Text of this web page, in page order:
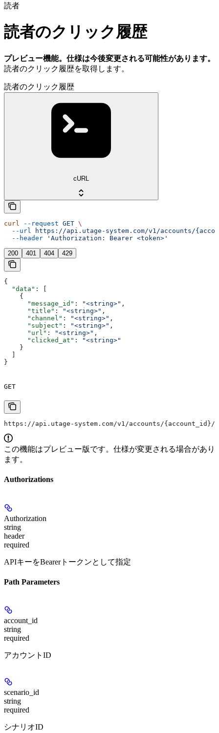
読者
読者のクリック履歴
プレビュー機能。仕様は今後変更される可能性があります。
読者のクリック履歴を取得します。
読者のクリック履歴
cURL
curl --request GET \
  --url
https://api.utage-system.com/v1/accounts/
  --header
'Authorization: Bearer <token>'
200 401 404 429
{
  "data"
: [
    {
      "message_id"
: "<string>" ,
      "title"
: "<string>" ,
      "channel"
: "<string>" ,
      "subject"
: "<string>" ,
      "url"
: "<string>" ,
      "clicked_at"
:
"<string>"
    }
}
GET
https://api.utage-system.com/v1/accounts/
この機能はプレビュー版です。仕様が変更される場合があり
ます。
Authorizations
Authorization
string
header
required
APIキーをBearerトークンとして指定
Path Parameters
account_id
string
required
アカウントID
scenario_id
string
required
シナリオID